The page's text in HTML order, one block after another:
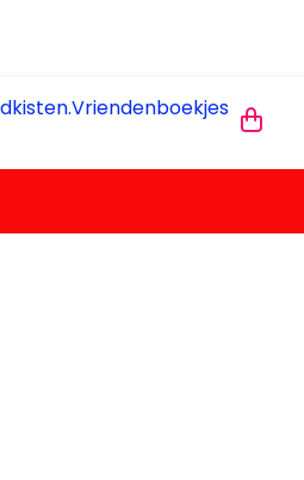
Vriendenboekjes